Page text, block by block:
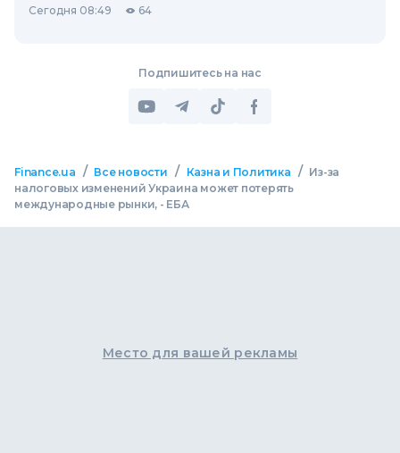
Сегодня 08:49 64
Подпишитесь на нас
Finance.ua / Все новости / Казна и Политика / Из-за
налоговых изменений Украина может потерять
международные рынки, - ЕБА
Место для вашей рекламы